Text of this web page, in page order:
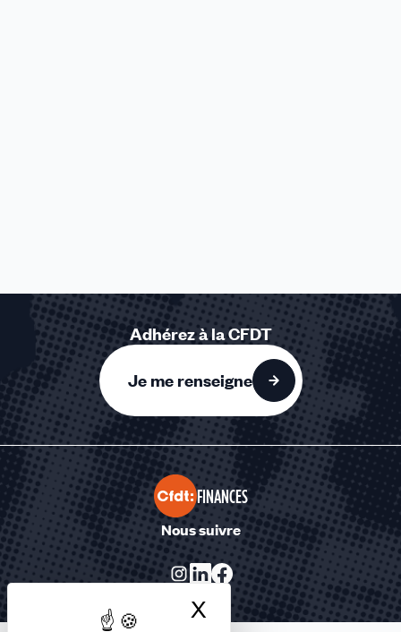
X Masquer le
Adhérez à la CFDT
Je me renseigne
FINANCES
Nous suivre